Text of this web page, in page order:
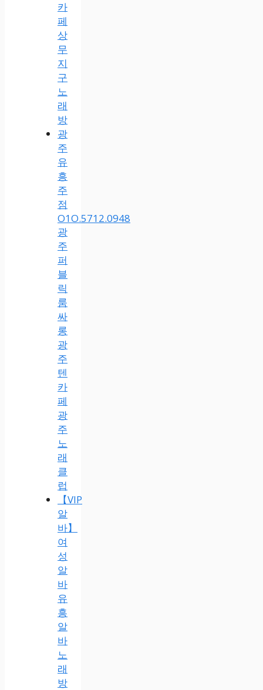
카
페
상
무
지
구
노
래
방
광
주
유
흥
주
점
O1O.5712.0948
광
주
퍼
블
릭
룸
싸
롱
광
주
텐
카
페
광
주
노
래
클
럽
【VIP
알
바】
여
성
알
바
유
흥
알
바
노
래
방